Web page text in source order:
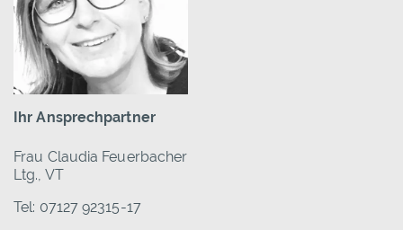
Ihr Ansprechpartner
Frau Claudia Feuerbacher
Ltg., VT
Tel: 07127 92315-17